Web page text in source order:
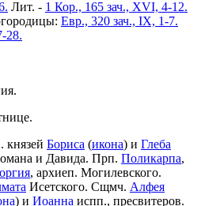
Лит. - 1 Кор., 165 зач., XVI, 4-12.
Евр., 320 зач., IX, 1-7.
28.
князей Бориса (икона) и Глеба
и Давида. Прп. Поликарпа,
, архиеп. Могилевского.
Исетского. Сщмч. Алфея
) и Иоанна испп., пресвитеров.